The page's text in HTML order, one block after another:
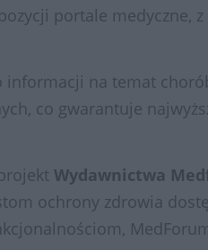
portale medyczne,
informacji na temat
co gwarantuje
Wydawnictwa
ochrony zdrowia